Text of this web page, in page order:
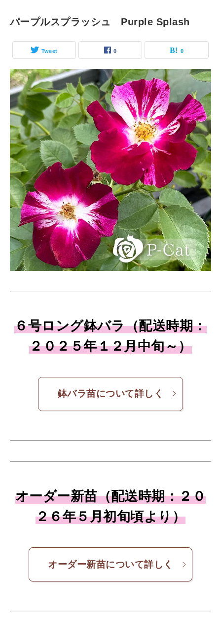
パープルスプラッシュ Purple Splash
Tweet 0 0
６号ロング鉢バラ（配送時期：
２０２５年１２月中旬～）
鉢バラ苗について詳しく
オーダー新苗（配送時期：２０
２６年５月初旬頃より）
オーダー新苗について詳しく